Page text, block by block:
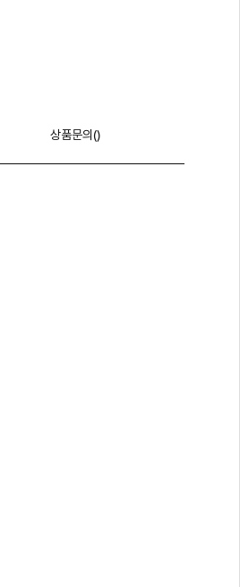
상품문의()